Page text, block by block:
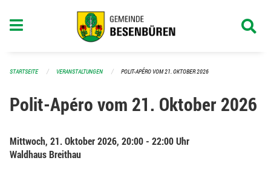
STARTSEITE VERANSTALTUNGEN POLIT-APÉRO VOM 21. OKTOBER 2026
Polit-Apéro vom 21. Oktober 2026
Mittwoch, 21. Oktober 2026, 20:00 - 22:00 Uhr
Waldhaus Breithau